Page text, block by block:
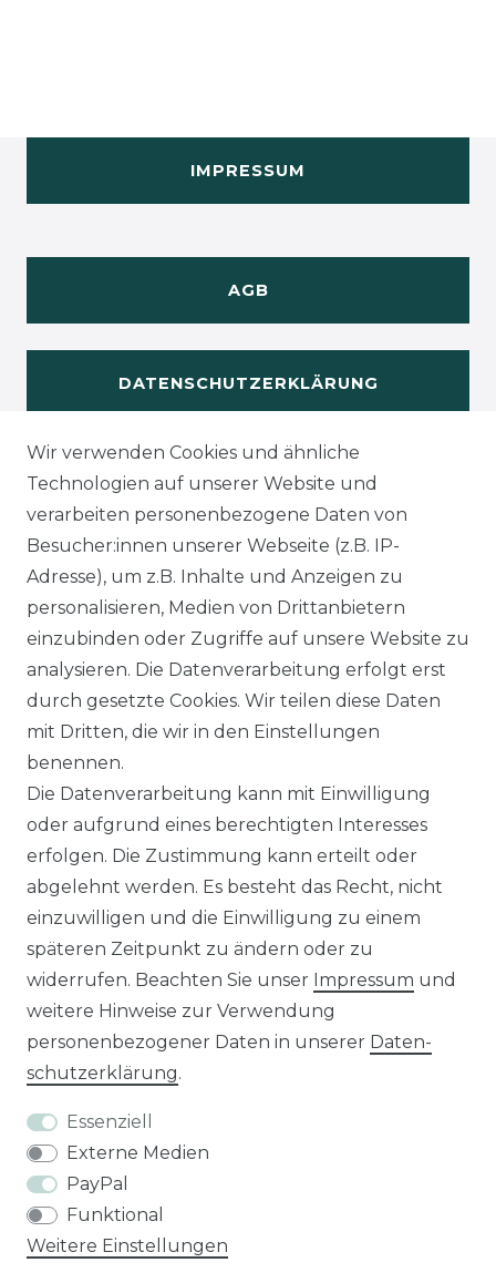
IMPRESSUM
AGB
DATENSCHUTZERKLÄRUNG
WIDERUFSRECHT
KONTAKT
Sie sind Händlerund möchten Sich mit uns
in Verbindung setzen?
unter:
0421 - 7942081
Unseren Händlershop finden Sie hier:
https://b2b-popshotsstudios.de/
Wir versenden mit
Unsere Zahlungsarten
Wir verwenden Cookies und ähnliche
Technologien auf unserer Website und
verarbeiten personenbezogene Daten von
Besucher:innen unserer Webseite (z.B. IP-
Adresse), um z.B. Inhalte und Anzeigen zu
personalisieren, Medien von Drittanbietern
einzubinden oder Zugriffe auf unsere Website zu
analysieren. Die Datenverarbeitung erfolgt erst
durch gesetzte Cookies. Wir teilen diese Daten
mit Dritten, die wir in den Einstellungen
benennen.
Die Datenverarbeitung kann mit Einwilligung
oder aufgrund eines berechtigten Interesses
erfolgen. Die Zustimmung kann erteilt oder
abgelehnt werden. Es besteht das Recht, nicht
einzuwilligen und die Einwilligung zu einem
späteren Zeitpunkt zu ändern oder zu
widerrufen. Beachten Sie unser Impressum und
weitere Hinweise zur Verwendung
personenbezogener Daten in unserer Daten­
schutz­erklärung.
Essenziell
Externe Medien
PayPal
Funktional
Weitere Einstellungen